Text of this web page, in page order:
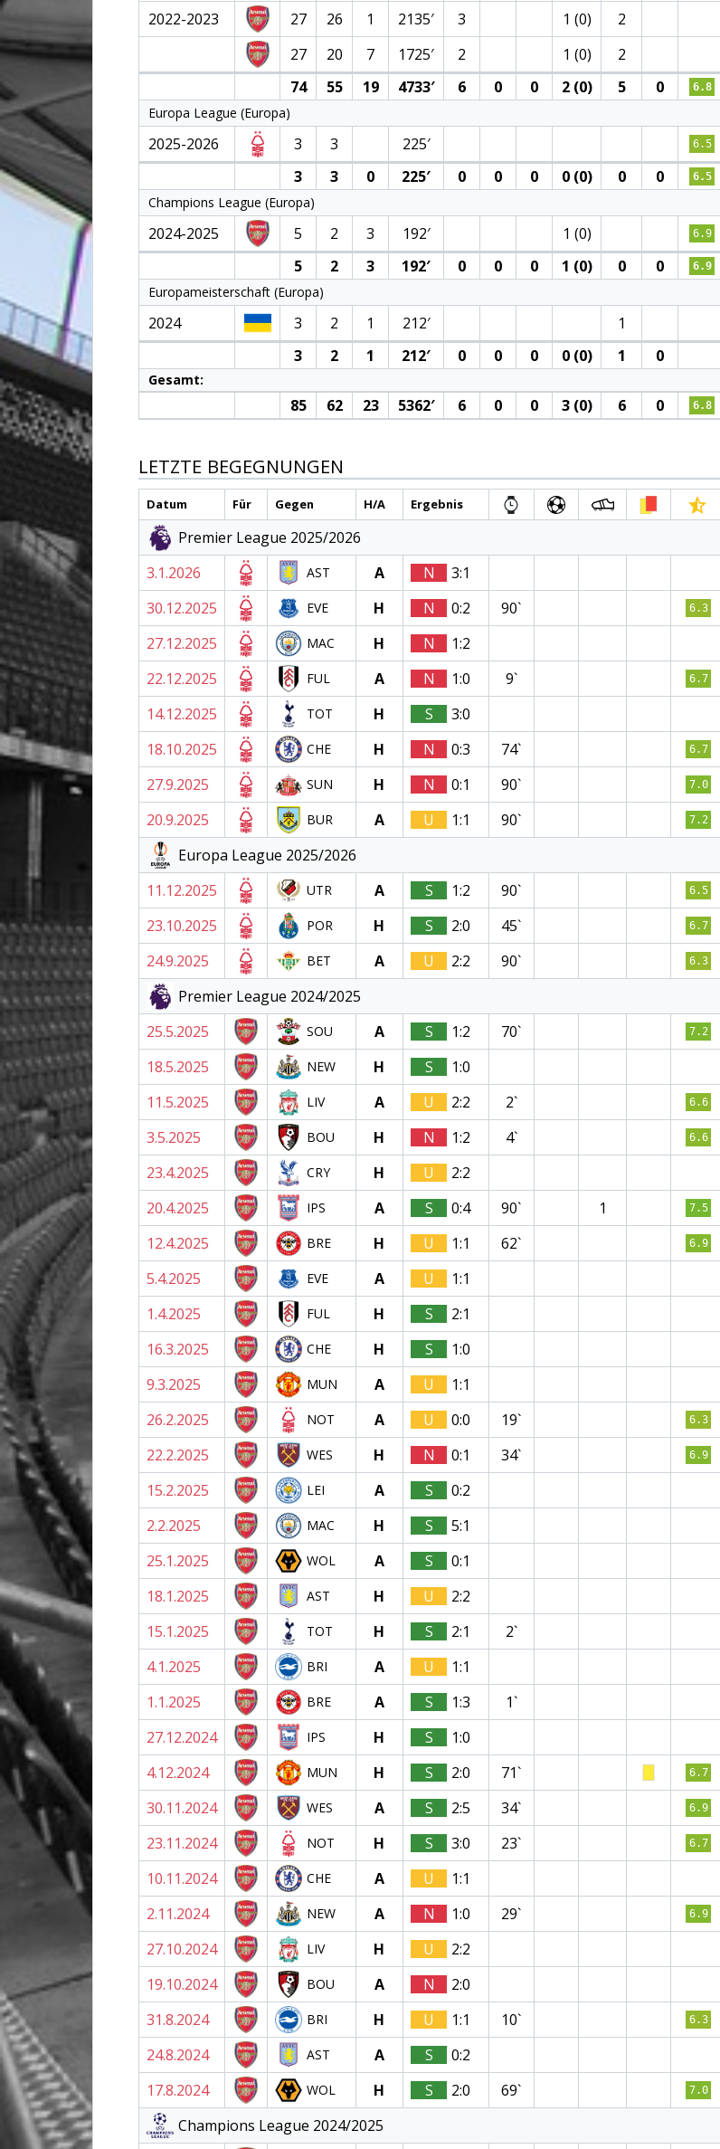
2022-2023 27 26 1 2135′ 3 1 (0)
2
27
20 7 1725′ 2 1 (0)
2
74
55 19 4733′ 6 0 0 2 (0) 5 0 6.8
Europa League (Europa)
2025-2026 3 3 225′ 6.5
3 3 0 225′ 0 0 0 0 (0) 0 0 6.5
Champions League (Europa)
2024-2025 5 2 3 192′ 1 (0) 6.9
5 2 3 192′ 0 0 0 1 (0) 0 0 6.9
Europameisterschaft (Europa)
2024 3 2 1 212′
1
3
2 1 212′ 0 0 0 0 (0) 1 0
Gesamt:
85 62 23 5362′ 6 0 0 3 (0) 6 0 6.8
LETZTE BEGEGNUNGEN
Datum Für Gegen H/A Ergebnis
Premier League 2025/2026
3.1.2026
AST A N
3:1
30.12.2025
EVE H N 0:2 90` 6.3
27.12.2025 MAC H N
1:2
22.12.2025
FUL A N 1:0 9` 6.7
14.12.2025 TOT H S
3:0
18.10.2025
CHE H N 0:3 74` 6.7
27.9.2025 SUN H N 0:1 90` 7.0
20.9.2025 BUR A U 1:1 90` 7.2
Europa League 2025/2026
11.12.2025
UTR A S 1:2 90` 6.5
23.10.2025 POR H S 2:0 45` 6.7
24.9.2025 BET A U 2:2 90` 6.3
Premier League 2024/2025
25.5.2025
SOU A S 1:2 70` 7.2
18.5.2025 NEW H S
1:0
11.5.2025
LIV A U 2:2 2` 6.6
3.5.2025 BOU H N 1:2 4` 6.6
23.4.2025 CRY H U
2:2
20.4.2025
IPS A S 0:4 90` 1 7.5
12.4.2025 BRE H U 1:1 62` 6.9
5.4.2025 EVE A U
1:1
1.4.2025
FUL H S
2:1
16.3.2025
CHE H S
1:0
9.3.2025
MUN A U
1:1
26.2.2025
NOT A U 0:0 19` 6.3
22.2.2025 WES H N 0:1 34` 6.9
15.2.2025 LEI A S
0:2
2.2.2025
MAC H S
5:1
25.1.2025
WOL A S
0:1
18.1.2025
AST H U
2:2
15.1.2025
TOT H S 2:1
2`
4.1.2025
BRI A U
1:1
1.1.2025
BRE A S 1:3
1`
27.12.2024
IPS H S
1:0
4.12.2024
MUN H S 2:0 71` 6.7
30.11.2024 WES A S 2:5 34` 6.9
23.11.2024 NOT H S 3:0 23` 6.7
10.11.2024 CHE A U
1:1
2.11.2024
NEW A N 1:0 29` 6.9
27.10.2024 LIV H U
2:2
19.10.2024
BOU A N
2:0
31.8.2024
BRI H U 1:1 10` 6.3
24.8.2024 AST A S
0:2
17.8.2024
WOL H S 2:0 69` 7.0
Champions League 2024/2025